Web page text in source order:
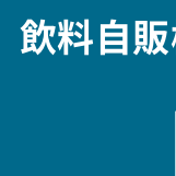
飲料自販